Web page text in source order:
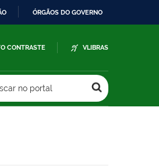
ÓRGÃOS DO GOVERNO
CONTRASTE VLIBRAS
no portal